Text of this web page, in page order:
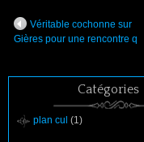
Véritable cochonne sur
Gières pour une rencontre q
Catégories
plan cul (1)